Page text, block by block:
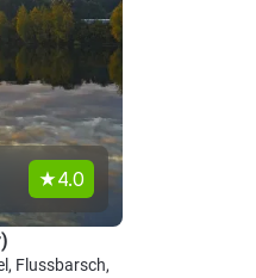
4.0
Flussbarsch,